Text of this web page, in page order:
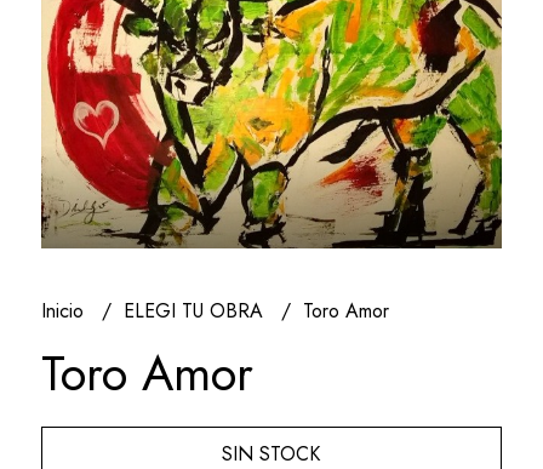
Inicio ELEGI TU OBRA Toro Amor
Toro Amor
SIN STOCK